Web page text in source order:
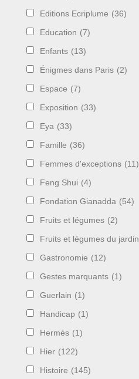
Editions Ecriplume (36)
Education (7)
Enfants (13)
Énigmes dans Paris (2)
Espace (7)
Exposition (33)
Eya (33)
Famille (36)
Femmes d'exceptions (11)
Feng Shui (4)
Fondation Gianadda (54)
Fruits et légumes (2)
Fruits et légumes du jardin
Gastronomie (12)
Gestes marquants (1)
Guerlain (1)
Handicap (1)
Hermès (1)
Hier (122)
Histoire (145)